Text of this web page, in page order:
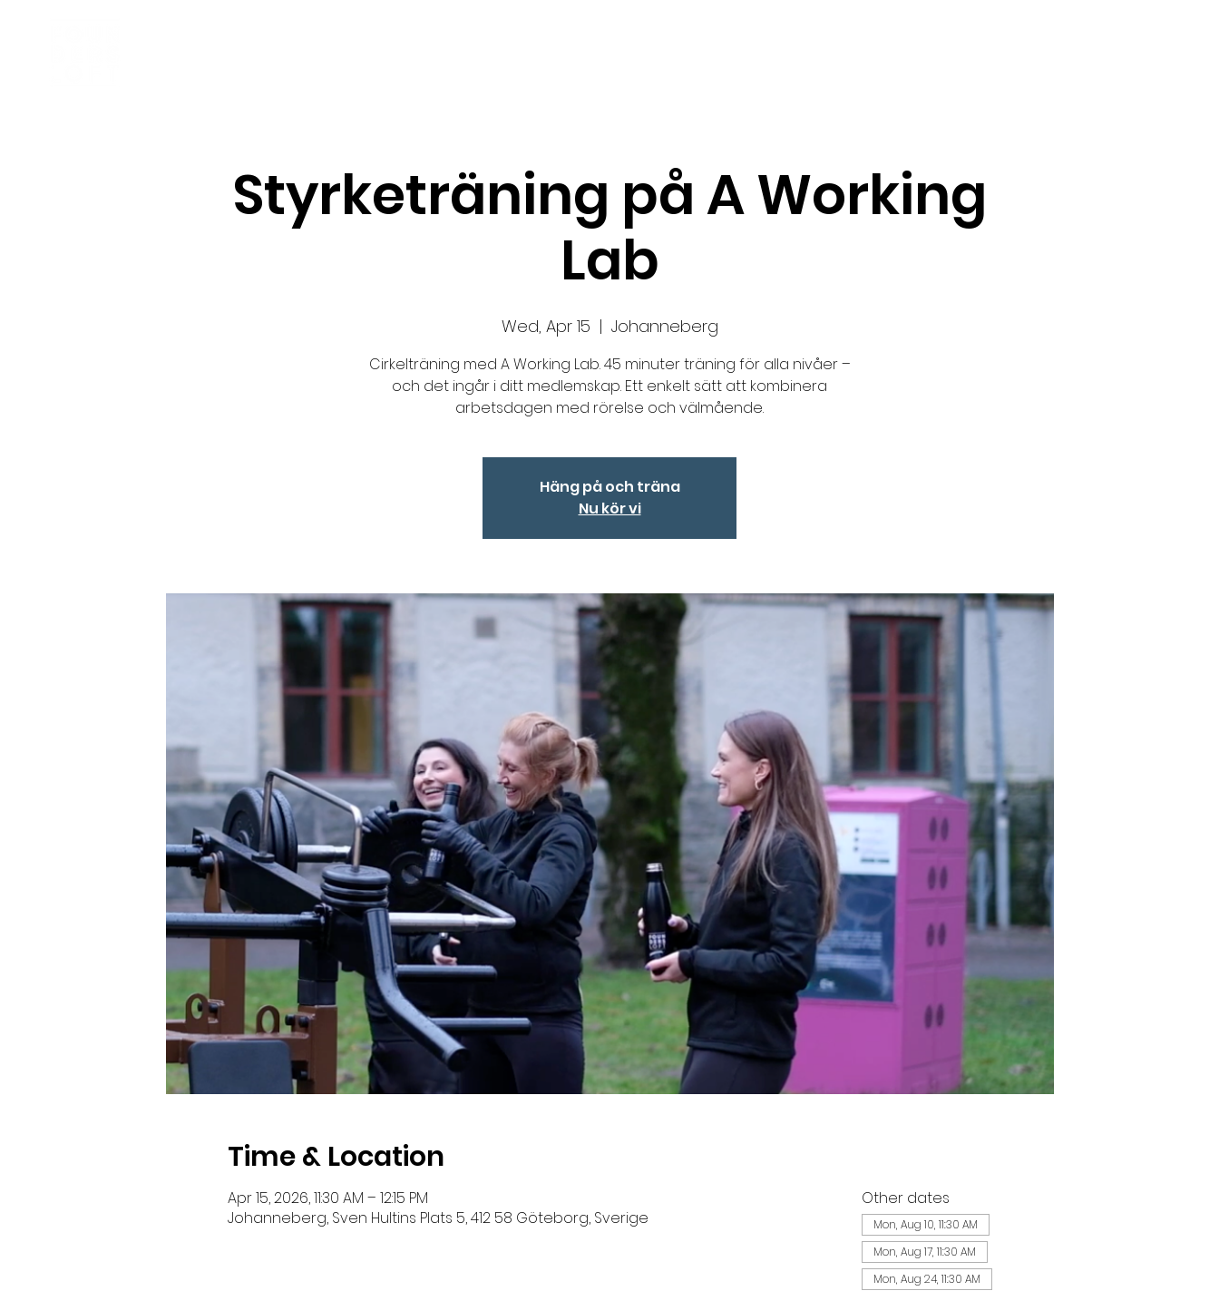
Styrketräning på A Working
Lab
Wed, Apr 15
  |
Johanneberg
Cirkelträning med A Working Lab. 45 minuter träning för alla nivåer –
och det ingår i ditt medlemskap. Ett enkelt sätt att kombinera
arbetsdagen med rörelse och välmående.
Häng på och träna
Nu kör vi
Time & Location
Apr 15, 2026, 11:30 AM – 12:15 PM
Johanneberg, Sven Hultins Plats 5, 412 58 Göteborg, Sverige
Other dates
Mon, Aug 10, 11:30 AM
Mon, Aug 17, 11:30 AM
Mon, Aug 24, 11:30 AM